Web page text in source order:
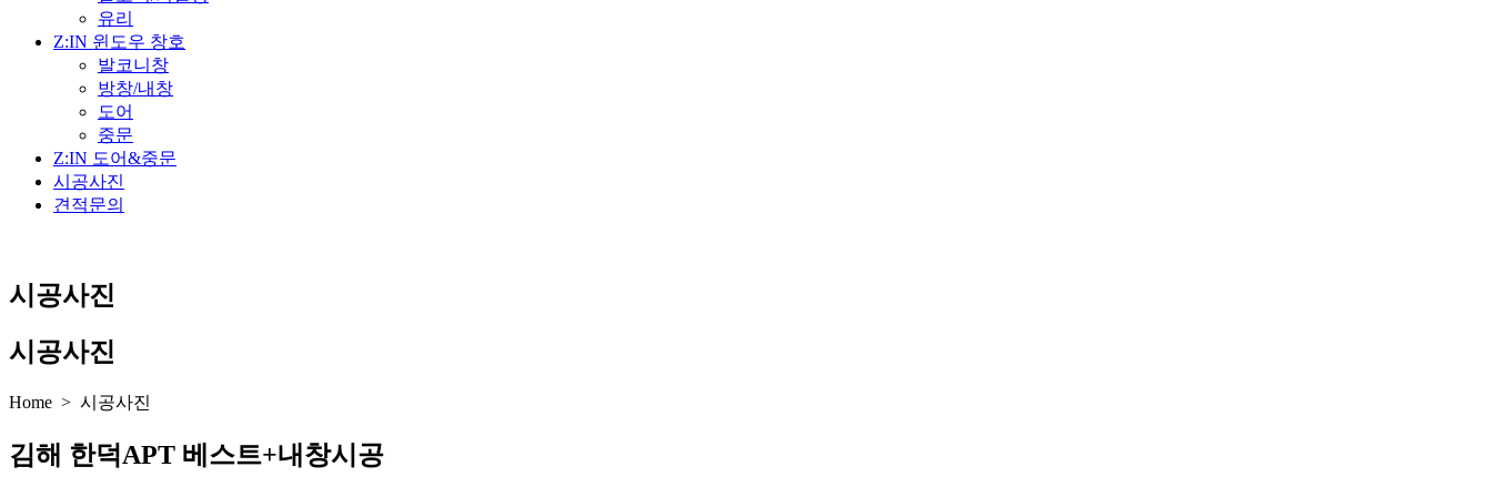
유리
Z:IN 윈도우 창호
발코니창
방창/내창
도어
중문
Z:IN 도어&중문
시공사진
견적문의
시공사진
시공사진
Home > 시공사진
김해 한덕APT 베스트+내창시공